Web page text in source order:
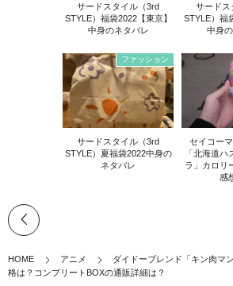
サードスタイル（3rd
STYLE）福袋2022【東京】
中身のネタバレ
サードス
STYLE）福
中身
ファッション
サードスタイル（3rd
STYLE）夏福袋2022中身の
ネタバレ
セイコー
「北海道ハ
ラ」カロリ
感
HOME アニメ
ダイドーブレンド「キン肉マ
格は？コンプリートBOXの通販詳細は？